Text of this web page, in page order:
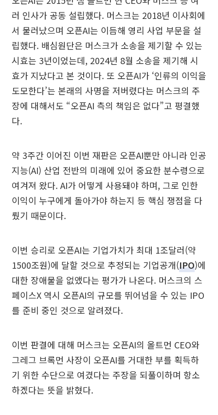
러 인사가 공동 설립했다. 머스크는 2018년 이사회에
서 물러났으며 오픈AI는 이듬해 영리 사업 부문을 설
립했다. 배심원단은 머스크가 소송을 제기할 수 있는
시효는 3년이었는데, 2024년 8월 소송을 제기해 시
효가 지났다고 본 것이다. 또 오픈AI가 ‘인류의 이익을
도모한다’는 본래의 사명을 저버렸다는 머스크의 주
장에 대해서도 “오픈AI 측의 책임은 없다”고 평결했
다.
약 3주간 이어진 이번 재판은 오픈AI뿐만 아니라 인공
지능(AI) 산업 전반의 미래에 있어 중요한 분수령으로
여겨져 왔다. AI가 어떻게 사용돼야 하며, 그로 인한
이익이 누구에게 돌아가야 하는지 등 핵심 쟁점을 다
뤘기 때문이다.
이번 승리로 오픈AI는 기업가치가 최대 1조달러(약
1500조원)에 달할 것으로 추정되는 기업공개(IPO)에
대한 장애물을 없앴다는 평가가 나온다. 머스크의 스
페이스X 역시 오픈AI의 규모를 뛰어넘을 수 있는 IPO
를 준비 중인 것으로 알려졌다.
이번 판결에 대해 머스크는 오픈AI의 올트먼 CEO와
그레그 브록먼 사장이 오픈AI를 거대한 부를 획득하
기 위한 수단으로 여겼다는 주장을 되풀이하며 항소
하겠다는 뜻을 밝혔다.